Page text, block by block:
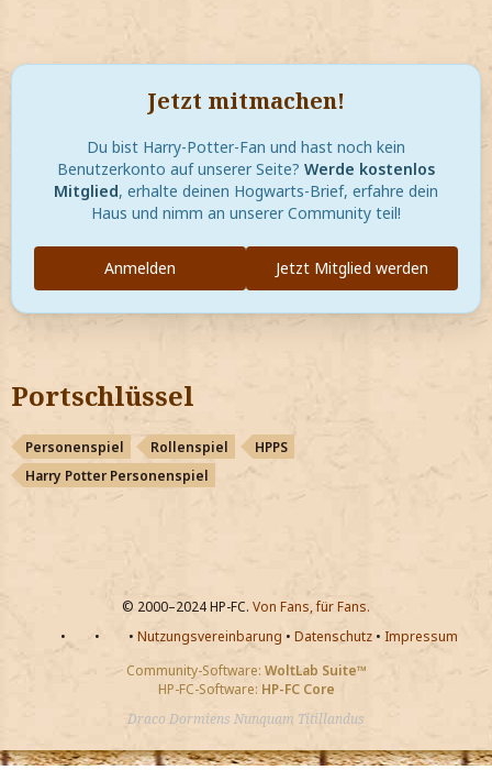
Jetzt mitmachen!
Du bist Harry-Potter-Fan und hast noch kein
Benutzerkonto auf unserer Seite? Werde kostenlos
Mitglied, erhalte deinen Hogwarts-Brief, erfahre dein
Haus und nimm an unserer Community teil!
Jetzt Mitglied werden
Anmelden
Portschlüssel
Personenspiel Rollenspiel
HPPS
Harry Potter Personenspiel
© 2000–2024 HP-FC. Von Fans, für Fans.
•
• • Nutzungsvereinbarung • Datenschutz• Impressum
Community-Software: WoltLab Suite™
HP-FC-Software: HP-FC Core
Draco Dormiens Nunquam Titillandus